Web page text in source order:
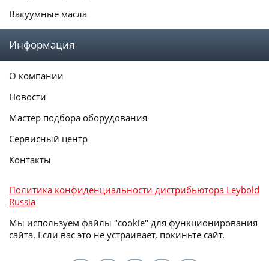
Вакуумные масла
Информация
О компании
Новости
Мастер подбора оборудования
Сервисный центр
Контакты
Политика конфиденциальности дистрибьютора Leybold
Russia
Мы используем файлы "cookie" для функционирования
сайта. Если вас это не устраивает, покиньте сайт.